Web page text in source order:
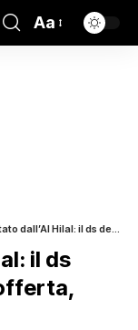
Aa
dell’Inter valuta la maxi offerta, decisione a settembre
il ds